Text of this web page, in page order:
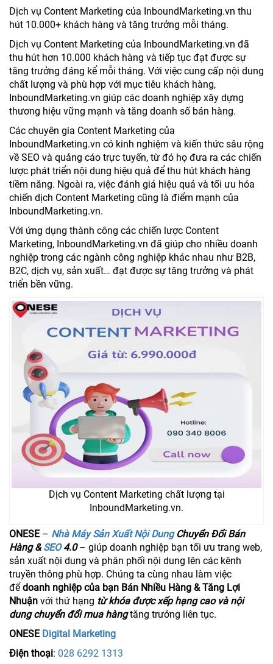
Dịch vụ Content Marketing của InboundMarketing.vn thu
hút 10.000+ khách hàng và tăng trưởng mỗi tháng.
Dịch vụ Content Marketing của InboundMarketing.vn đã
thu hút hơn 10.000 khách hàng và tiếp tục đạt được sự
tăng trưởng đáng kể mỗi tháng. Với việc cung cấp nội dung
chất lượng và phù hợp với mục tiêu khách hàng,
InboundMarketing.vn giúp các doanh nghiệp xây dựng
thương hiệu vững mạnh và tăng doanh số bán hàng.
Các chuyên gia Content Marketing của
InboundMarketing.vn có kinh nghiệm và kiến thức sâu rộng
về SEO và quảng cáo trực tuyến, từ đó họ đưa ra các chiến
lược phát triển nội dung hiệu quả để thu hút khách hàng
tiềm năng. Ngoài ra, việc đánh giá hiệu quả và tối ưu hóa
chiến dịch Content Marketing cũng là điểm mạnh của
InboundMarketing.vn.
Với ứng dụng thành công các chiến lược Content
Marketing, InboundMarketing.vn đã giúp cho nhiều doanh
nghiệp trong các ngành công nghiệp khác nhau như B2B,
B2C, dịch vụ, sản xuất… đạt được sự tăng trưởng và phát
triển bền vững.
Dịch vụ Content Marketing chất lượng tại
InboundMarketing.vn.
ONESE– Nhà Máy Sản Xuất Nội DungChuyển Đổi Bán
Hàng &SEO4.0– giúp doanh nghiệp bạn tối ưu trang web,
sản xuất nội dung và phân phối nội dung lên các kênh
truyền thông phù hợp. Chúng ta cùng nhau làm việc
để doanh nghiệp của bạn Bán Nhiều Hàng & Tăng Lợi
Nhuận với thứ hạng từ khóa được xếp hạng cao và nội
dung chuyển đổi mua hàngtăng trưởng liên tục.
ONESE Digital Marketing
Điện thoại: 028 6292 1313